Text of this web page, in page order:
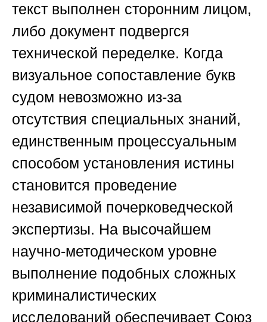
текст выполнен сторонним лицом,
либо документ подвергся
технической переделке. Когда
визуальное сопоставление букв
судом невозможно из-за
отсутствия специальных знаний,
единственным процессуальным
способом установления истины
становится проведение
независимой почерковедческой
экспертизы. На высочайшем
научно-методическом уровне
выполнение подобных сложных
криминалистических
исследований обеспечивает Союз